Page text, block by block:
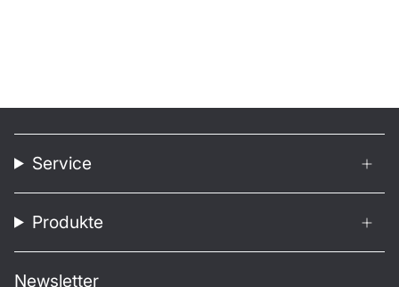
Service
Produkte
Newsletter